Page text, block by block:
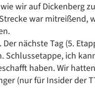
wir auf Dickenberg
war mitreißend,
nächste Tag (5.
Schlussetappe, ich
haben. Wir
(nur für Insider der